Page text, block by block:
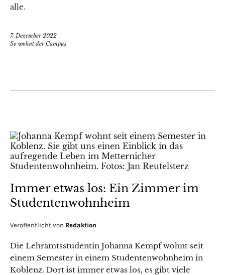
alle.
7. Dezember 2022
So wohnt der Campus
Immer etwas los: Ein Zimmer im
Studentenwohnheim
Veröffentlicht von Redaktion
Die Lehramtsstudentin Johanna Kempf wohnt seit
einem Semester in einem Studentenwohnheim in
Koblenz. Dort ist immer etwas los, es gibt viele